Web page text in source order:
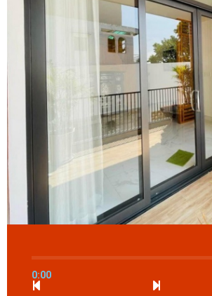
0:00